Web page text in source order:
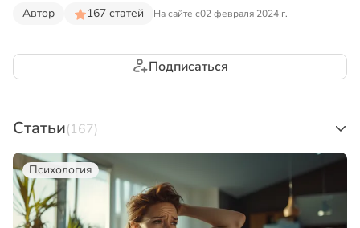
Автор 167 статей На сайте с02 февраля 2024 г.
Подписаться
Статьи(167)
Психология